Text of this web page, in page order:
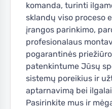
komanda, turinti
sklandų viso proceso
įrangos parinkimo,
profesionalaus
pogarantinės
patenkintume Jūsų
sistemų poreikius ir
aptarnavimą bei
Pasirinkite mus ir